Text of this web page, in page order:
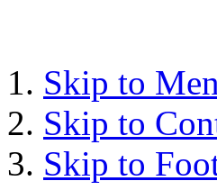
Skip to
Skip to
Skip to